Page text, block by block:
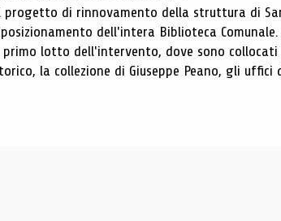
progetto di rinnovamento della struttura di
dell'intera Biblioteca
primo lotto dell'intervento, dove sono
la collezione di Giuseppe Peano, gli uffici